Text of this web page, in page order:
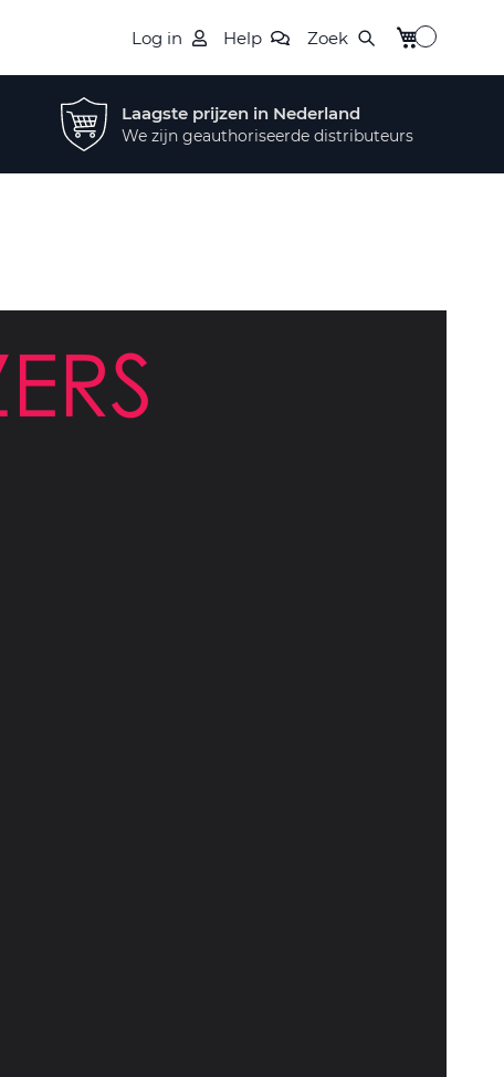
Log in Help Zoek Winkelwagen
Laagste prijzen in Nederland
We zijn geauthoriseerde distributeurs